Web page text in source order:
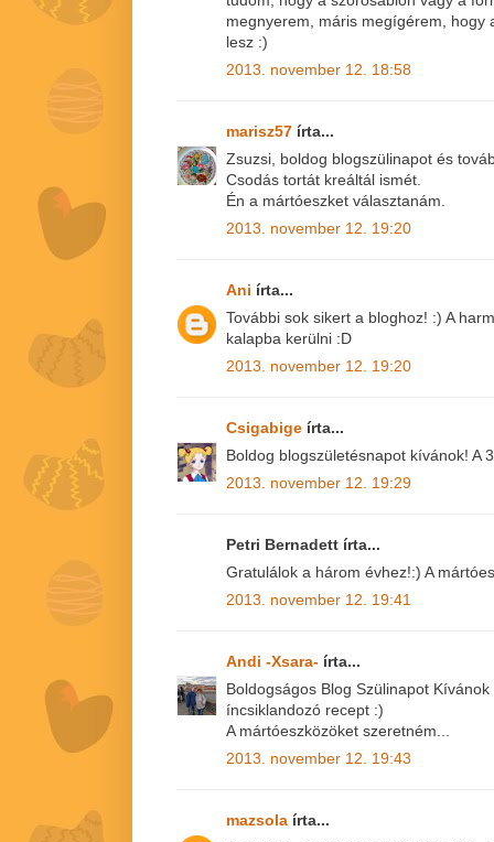
megnyerem, máris megígérem, hogy
lesz :)
2013. november 12. 18:58
marisz57 írta...
Zsuzsi, boldog blogszülinapot és
Csodás tortát kreáltál ismét.
Én a mártóeszket választanám.
2013. november 12. 19:20
Ani írta...
További sok sikert a bloghoz! :) A
kalapba kerülni :D
2013. november 12. 19:20
Csigabige írta...
Boldog blogszületésnapot kívánok! A
2013. november 12. 19:29
Petri Bernadett írta...
Gratulálok a három évhez!:) A
2013. november 12. 19:41
Andi -Xsara- írta...
Boldogságos Blog Szülinapot
íncsiklandozó recept :)
A mártóeszközöket szeretném...
2013. november 12. 19:43
mazsola írta...